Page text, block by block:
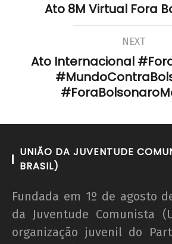
Ato 8M Virtual Fora
NEXT
Ato Internacional
UNIÃO DA JUVENTUDE
BRASIL)
Fundada em 1º de agosto
da Juventude Comunista
organização juvenil do